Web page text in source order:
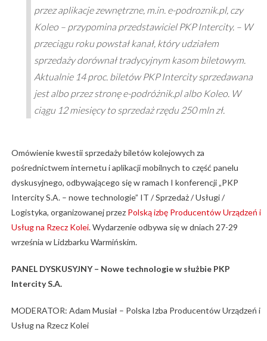
przez aplikacje zewnętrzne, m.in. e-podroznik.pl, czy
Koleo – przypomina przedstawiciel PKP Intercity. – W
przeciągu roku powstał kanał, który udziałem
sprzedaży dorównał tradycyjnym kasom biletowym.
Aktualnie 14 proc. biletów PKP Intercity sprzedawana
jest albo przez stronę e-podróżnik.pl albo Koleo. W
ciągu 12 miesięcy to sprzedaż rzędu 250 mln zł.
Omówienie kwestii sprzedaży biletów kolejowych za
pośrednictwem internetu i aplikacji mobilnych to część panelu
dyskusyjnego, odbywającego się w ramach I konferencji „PKP
Intercity S.A. – nowe technologie” IT / Sprzedaż / Usługi /
Logistyka, organizowanej przez Polską izbę Producentów Urządzeń i
Usług na Rzecz Kolei. Wydarzenie odbywa się w dniach 27-29
września w Lidzbarku Warmińskim.
PANEL DYSKUSYJNY – Nowe technologie w służbie PKP
Intercity S.A.
MODERATOR: Adam Musiał – Polska Izba Producentów Urządzeń i
Usług na Rzecz Kolei